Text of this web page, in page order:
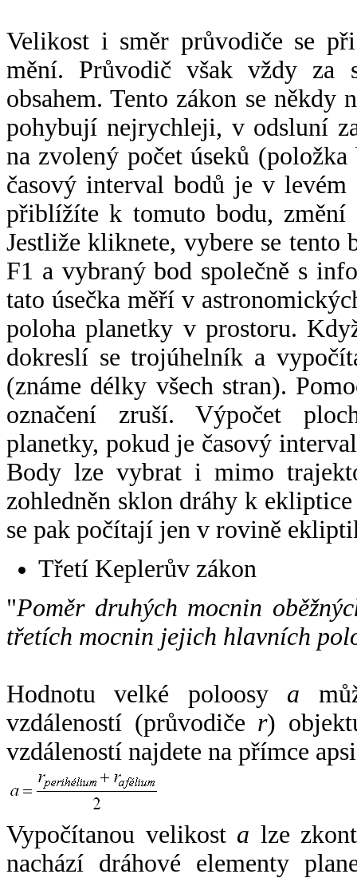
Velikost i směr průvodiče se
mění. Průvodič však vždy za
obsahem. Tento zákon se někdy
pohybují nejrychleji, v odsluní
na zvolený počet úseků
časový interval bodů je v
přiblížíte k tomuto bodu,
Jestliže kliknete, vybere se tento
F1 a vybraný bod společně s
tato úsečka měří v
poloha planetky v prostoru.
dokreslí se trojúhelník a
(známe délky všech stran).
označení zruší. Výpočet
planetky, pokud je časový
Body lze vybrat i mimo
zohledněn sklon dráhy k
se pak počítají jen v rovině
Třetí Keplerův zákon
"Poměr druhých mocnin
třetích mocnin jejich hlavních
Hodnotu velké poloosy a
vzdáleností (průvodiče r)
vzdáleností najdete na přímce
Vypočítanou velikost a lze
nachází dráhové elementy